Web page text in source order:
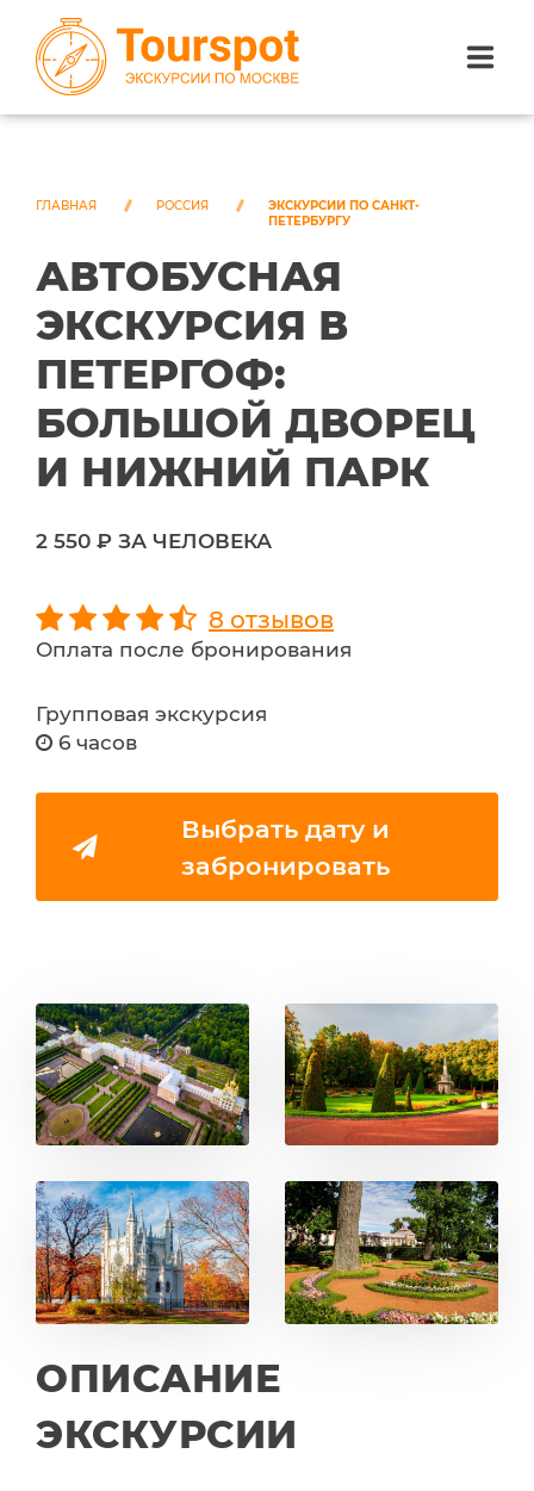
ЭКСКУРСИИ ПО МОСКВЕ
ЭКСКУРСИИ ПО СОЧИ
О НАС
ГЛАВНАЯ РОССИЯ
ЭКСКУРСИИ ПО САНКТ-
ПЕТЕРБУРГУ
АВТОБУСНАЯ
ЭКСКУРСИЯ В
ПЕТЕРГОФ:
БОЛЬШОЙ ДВОРЕЦ
И НИЖНИЙ ПАРК
2 550 ₽ ЗА ЧЕЛОВЕКА
8 отзывов
Оплата после бронирования
Групповая экскурсия
6 часов
Выбрать дату и
забронировать
ОПИСАНИЕ
ЭКСКУРСИИ